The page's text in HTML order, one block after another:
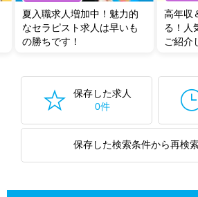
夏入職求人増加中！魅力的
なセラピスト求人は早いも
の勝ちです！
高年収
る！人
ご紹介
保存した求人
0件
保存した検索条件から再検